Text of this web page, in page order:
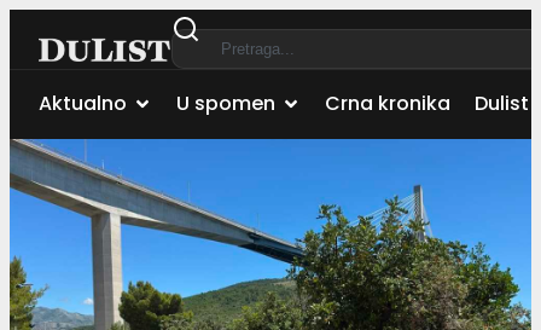
Aktualno U spomen Crna kronika Dulist